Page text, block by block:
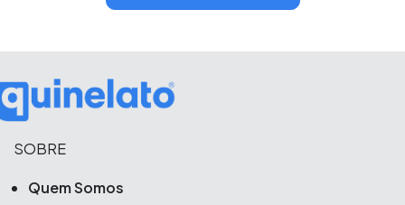
SOBRE
Quem Somos